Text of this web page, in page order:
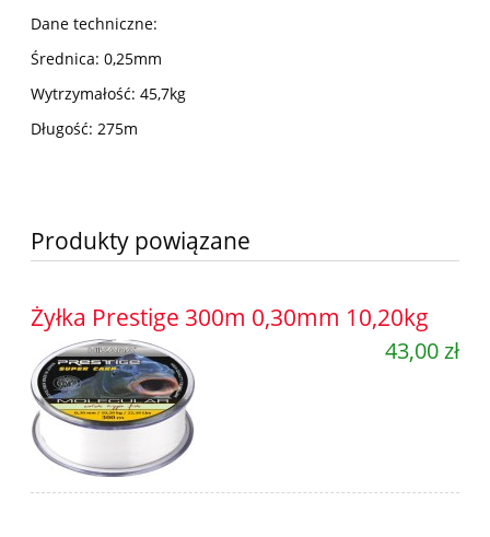
Dane techniczne:
Średnica: 0,25mm
Wytrzymałość: 45,7kg
Długość: 275m
Produkty powiązane
Żyłka Prestige 300m 0,30mm 10,20kg
43,00 zł